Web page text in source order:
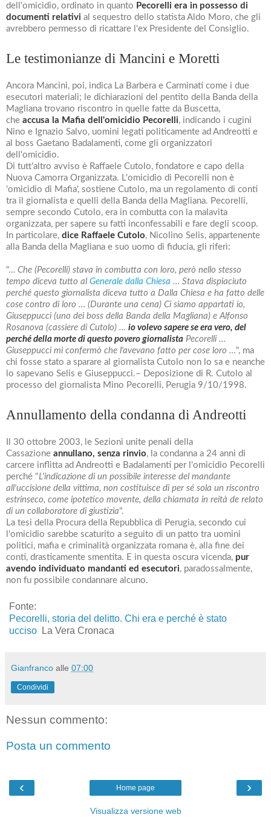
dell'omicidio, ordinato in quanto Pecorelli era in possesso di
documenti relativi al sequestro dello statista Aldo Moro, che gli
avrebbero permesso di ricattare l'ex Presidente del Consiglio.
Le testimonianze di Mancini e Moretti
Ancora Mancini, poi, indica La Barbera e Carminati come i due
esecutori materiali; le dichiarazioni del pentito della Banda della
Magliana trovano riscontro in quelle fatte da Buscetta,
che accusa la Mafia dell'omicidio Pecorelli, indicando i cugini
Nino e Ignazio Salvo, uomini legati politicamente ad Andreotti e
al boss Gaetano Badalamenti, come gli organizzatori
dell'omicidio.
Di tutt'altro avviso è Raffaele Cutolo, fondatore e capo della
Nuova Camorra Organizzata. L'omicidio di Pecorelli non è
'omicidio di Mafia', sostiene Cutolo, ma un regolamento di conti
tra il giornalista e quelli della Banda della Magliana. Pecorelli,
sempre secondo Cutolo, era in combutta con la malavita
organizzata, per sapere su fatti inconfessabili e fare degli scoop.
In particolare, dice Raffaele Cutolo, Nicolino Selis, appartenente
alla Banda della Magliana e suo uomo di fiducia, gli riferì:
"… Che (Pecorelli) stava in combutta con loro, però nello stesso
tempo diceva tutto al Generale dalla Chiesa … Stava dispiaciuto
perché questo giornalista diceva tutto a Dalla Chiesa e ha fatto delle
cose contro di loro … (Durante una cena) Ci siamo appartati io,
Giuseppucci (uno dei boss della Banda della Magliana) e Alfonso
Rosanova (cassiere di Cutolo) … io volevo sapere se era vero, del
perché della morte di questo povero giornalista Pecorelli …
Giuseppucci mi confermò che l'avevano fatto per cose loro …", ma
chi fosse stato a sparare al giornalista Cutolo non lo sa e neanche
lo sapevano Selis e Giuseppucci.– Deposizione di R. Cutolo al
processo del giornalista Mino Pecorelli, Perugia 9/10/1998.
Annullamento della condanna di Andreotti
Il 30 ottobre 2003, le Sezioni unite penali della
Cassazione annullano, senza rinvio, la condanna a 24 anni di
carcere inflitta ad Andreotti e Badalamenti per l'omicidio Pecorelli
perché "L'indicazione di un possibile interesse del mandante
all'uccisione della vittima, non costituisce di per sé sola un riscontro
estrinseco, come ipotetico movente, della chiamata in reità de relato
di un collaboratore di giustizia".
La tesi della Procura della Repubblica di Perugia, secondo cui
l'omicidio sarebbe scaturito a seguito di un patto tra uomini
politici, mafia e criminalità organizzata romana è, alla fine dei
conti, drasticamente smentita. E in questa oscura vicenda, pur
avendo individuato mandanti ed esecutori, paradossalmente,
non fu possibile condannare alcuno.
Fonte:
Pecorelli, storia del delitto. Chi era e perché è stato
ucciso La Vera Cronaca
Gianfranco alle 07:00
Condividi
Nessun commento:
Posta un commento
‹ ›
Home page
Visualizza versione web